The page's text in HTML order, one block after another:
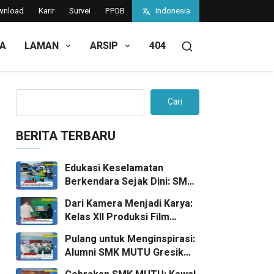
Karir Survei PPDB Indonesia
LAMAN ARSIP 404
Cari
BERITA TERBARU
Edukasi Keselamatan
Berkendara Sejak Dini: SMK
Gelar Acara Safety Riding
Goes To School
Dari Kamera Menjadi Karya:
Kelas XII Produksi Film
Produk” bersama FPRO
Pulang untuk Menginspirasi:
Alumni SMK MUTU Gresik